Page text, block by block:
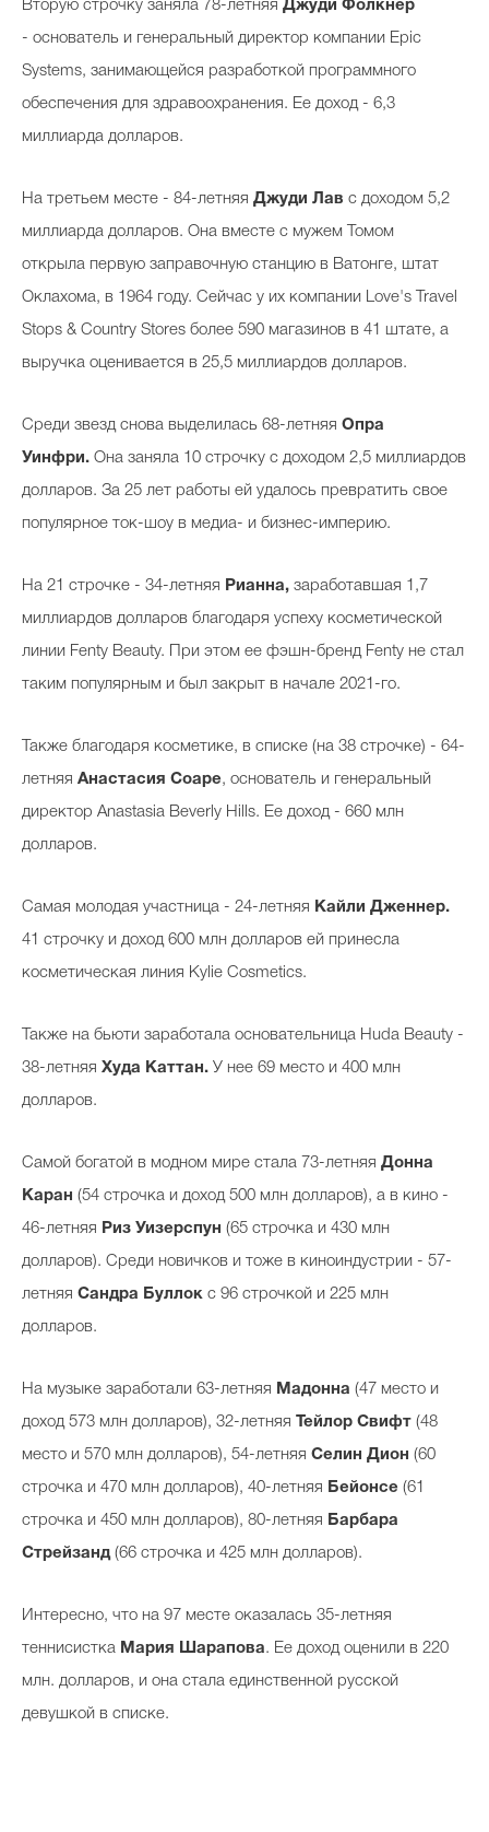
Вторую строчку заняла 78-летняя Джуди Фолкнер
- основатель и генеральный директор компании Epic
Systems, занимающейся разработкой программного
обеспечения для здравоохранения. Ее доход - 6,3
миллиарда долларов.
На третьем месте - 84-летняя Джуди Лав с доходом 5,2
миллиарда долларов. Она вместе с мужем Томом
открыла первую заправочную станцию в Ватонге, штат
Оклахома, в 1964 году. Сейчас у их компании Love's Travel
Stops & Country Stores более 590 магазинов в 41 штате, а
выручка оценивается в 25,5 миллиардов долларов.
Среди звезд снова выделилась 68-летняя Опра
Уинфри. Она заняла 10 строчку с доходом 2,5 миллиардов
долларов. За 25 лет работы ей удалось превратить свое
популярное ток-шоу в медиа- и бизнес-империю.
На 21 строчке - 34-летняя Рианна, заработавшая 1,7
миллиардов долларов благодаря успеху косметической
линии Fenty Beauty. При этом ее фэшн-бренд Fenty не стал
таким популярным и был закрыт в начале 2021-го.
Также благодаря косметике, в списке (на 38 строчке) - 64-
летняя Анастасия Соаре, основатель и генеральный
директор Anastasia Beverly Hills. Ее доход - 660 млн
долларов.
Самая молодая участница - 24-летняя Кайли Дженнер.
41 строчку и доход 600 млн долларов ей принесла
косметическая линия Kylie Cosmetics.
Также на бьюти заработала основательница Huda Beauty -
38-летняя Худа Каттан. У нее 69 место и 400 млн
долларов.
Самой богатой в модном мире стала 73-летняя Донна
Каран (54 строчка и доход 500 млн долларов), а в кино -
46-летняя Риз Уизерспун (65 строчка и 430 млн
долларов). Среди новичков и тоже в киноиндустрии - 57-
летняя Сандра Буллок с 96 строчкой и 225 млн
долларов.
На музыке заработали 63-летняя Мадонна (47 место и
доход 573 млн долларов), 32-летняя Тейлор Свифт (48
место и 570 млн долларов), 54-летняя Селин Дион (60
строчка и 470 млн долларов), 40-летняя Бейонсе (61
строчка и 450 млн долларов), 80-летняя Барбара
Стрейзанд(66 строчка и 425 млн долларов).
Интересно, что на 97 месте оказалась 35-летняя
теннисистка Мария Шарапова. Ее доход оценили в 220
млн. долларов, и она стала единственной русской
девушкой в списке.